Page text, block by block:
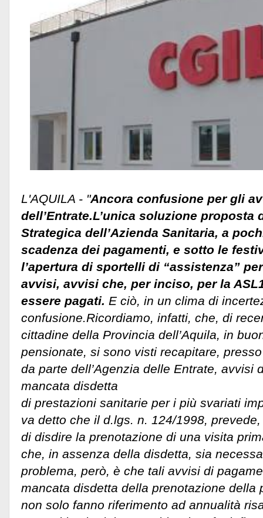
L'AQUILA - "Ancora confusione per gli
dell’Entrate.L’unica soluzione proposta
Strategica dell’Azienda Sanitaria, a
scadenza dei pagamenti, e sotto le
l’apertura di sportelli di “assistenza”
avvisi, avvisi che, per inciso, per la
essere pagati. E ciò, in un clima di
confusione.Ricordiamo, infatti, che, di
cittadine della Provincia dell’Aquila, in
pensionate, si sono visti recapitare,
da parte dell’Agenzia delle Entrate, avvisi
mancata disdetta
di prestazioni sanitarie per i più svariati
va detto che il d.lgs. n. 124/1998,
di disdire la prenotazione di una visita
che, in assenza della disdetta, sia
problema, però, è che tali avvisi di
mancata disdetta della prenotazione della
non solo fanno riferimento ad annualità